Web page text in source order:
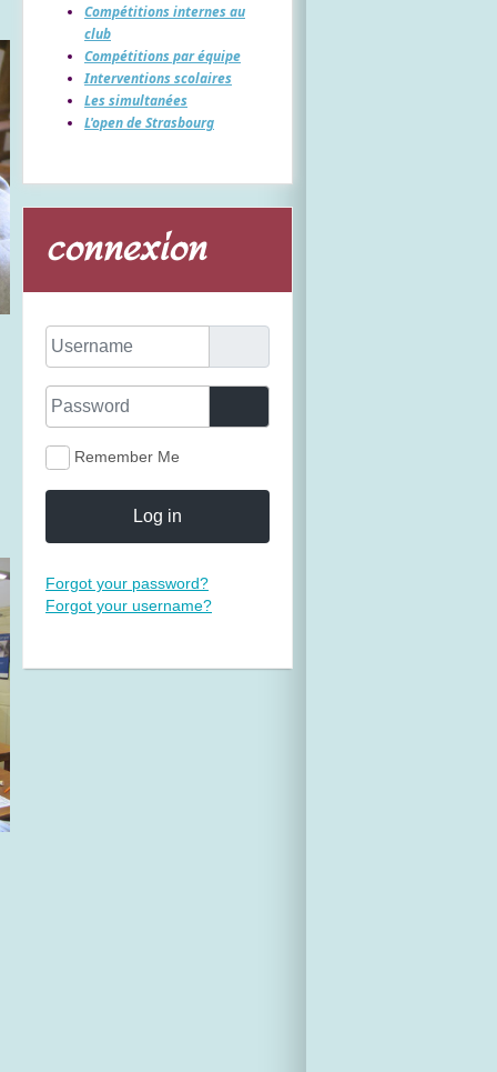
Compétitions internes au
club
Compétitions par équipe
Interventions scolaires
Les simultanées
L'open de Strasbourg
connexion
Username
Password
Remember Me
Log in
Forgot your password?
Forgot your username?